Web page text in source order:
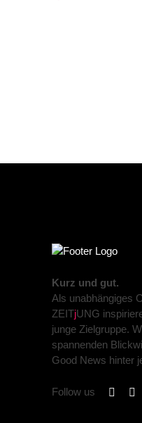
Kurz und gut.
Als unabhängiges
ZEITjUNG
junge Zielgruppe.
spannenden
Good News hinter
Follow us